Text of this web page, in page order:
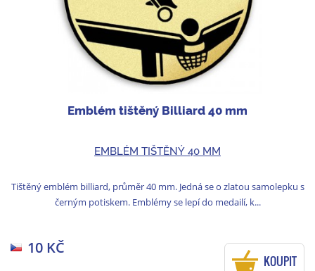
Emblém tištěný Billiard 40 mm
EMBLÉM TIŠTĚNÝ 40 MM
Tištěný emblém billiard, průměr 40 mm. Jedná se o zlatou samolepku s
černým potiskem. Emblémy se lepí do medailí, k...
10 KČ
KOUPIT